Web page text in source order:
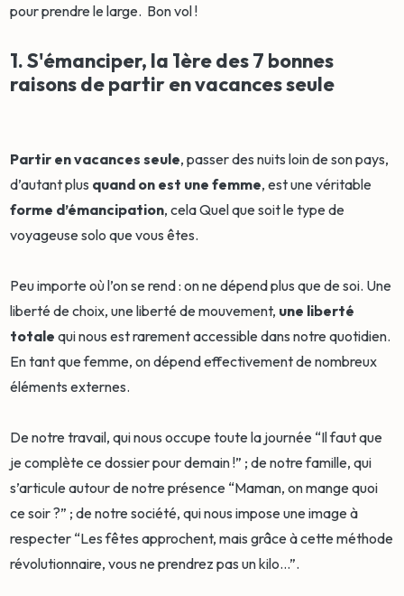
pour prendre le large. Bon vol !
1. S'émanciper, la 1ère des 7 bonnes
raisons de partir en vacances seule
Partir en vacances seule, passer des nuits loin de son pays,
d’autant plus quand on est une femme, est une véritable
forme d’émancipation, cela Quel que soit le type de
voyageuse solo que vous êtes.
Peu importe où l’on se rend : on ne dépend plus que de soi. Une
liberté de choix, une liberté de mouvement, une liberté
totale qui nous est rarement accessible dans notre quotidien.
En tant que femme, on dépend effectivement de nombreux
éléments externes.
De notre travail, qui nous occupe toute la journée “Il faut que
je complète ce dossier pour demain !” ; de notre famille, qui
s’articule autour de notre présence “Maman, on mange quoi
ce soir ?” ; de notre société, qui nous impose une image à
respecter “Les fêtes approchent, mais grâce à cette méthode
révolutionnaire, vous ne prendrez pas un kilo...”.